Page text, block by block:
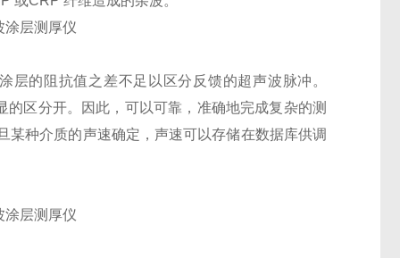
的阻抗值之差不足以区分反馈的超声波脉冲。
区分开。因此，可以可靠，准确地完成复杂的测
种介质的声速确定，声速可以存储在数据库供调